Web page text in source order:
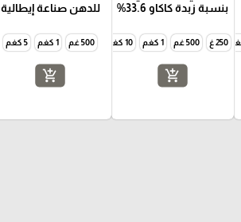
بنسبة زبدة كاكاو 33.6%
250 غ 500 غم 1 كغم 10 كغم
add_shopping_cart
للدهن صناعة إيطالية
500 غم 1 كغم 5 كغم
add_shopping_cart